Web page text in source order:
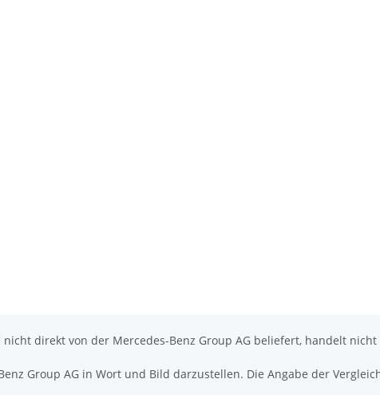
nicht direkt von der Mercedes-Benz Group AG beliefert, handelt
Group AG in Wort und Bild darzustellen. Die Angabe der